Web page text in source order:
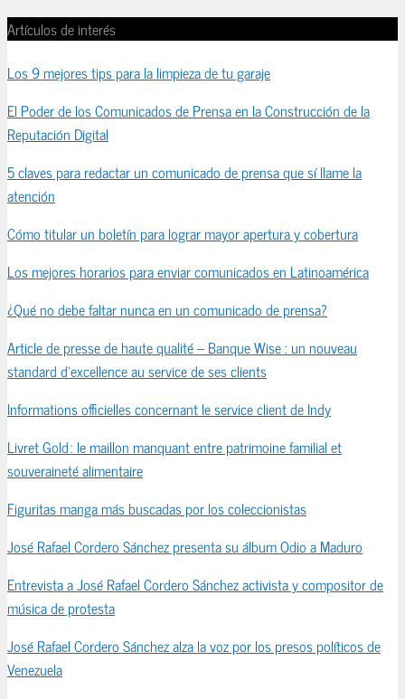
Artículos de interés
Los 9 mejores tips para la limpieza de tu garaje
El Poder de los Comunicados de Prensa en la Construcción de la
Reputación Digital
5 claves para redactar un comunicado de prensa que sí llame la
atención
Cómo titular un boletín para lograr mayor apertura y cobertura
Los mejores horarios para enviar comunicados en Latinoamérica
¿Qué no debe faltar nunca en un comunicado de prensa?
Article de presse de haute qualité – Banque Wise : un nouveau
standard d’excellence au service de ses clients
Informations officielles concernant le service client de Indy
Livret Gold : le maillon manquant entre patrimoine familial et
souveraineté alimentaire
Figuritas manga más buscadas por los coleccionistas
José Rafael Cordero Sánchez presenta su álbum Odio a Maduro
Entrevista a José Rafael Cordero Sánchez activista y compositor de
música de protesta
José Rafael Cordero Sánchez alza la voz por los presos políticos de
Venezuela